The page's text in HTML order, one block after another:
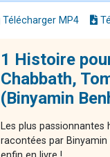
Télécharger MP4
1 Histoire
Chabbath,
(Binyamin
Les plus passionnantes
racontées par Binyamin